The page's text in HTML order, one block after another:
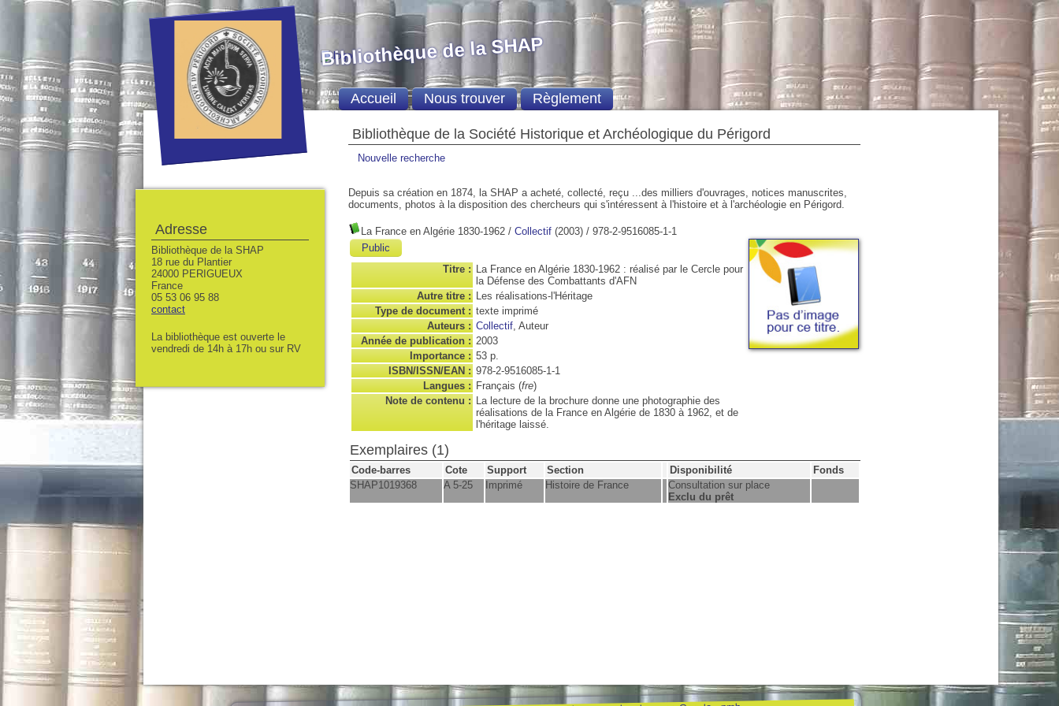
Bibliothèque de la Société Historique et Archéologique du Périgord
Nouvelle recherche
Depuis sa création en 1874, la SHAP a acheté, collecté, reçu ...des milliers d'ouvrages, notices manuscrites,
documents, photos à la disposition des chercheurs qui s'intéressent à l'histoire et à l'archéologie en Périgord.
La France en Algérie 1830-1962 / Collectif (2003) / 978-2-9516085-1-1
Public
Titre : La France en Algérie 1830-1962 : réalisé par le Cercle pour
la Défense des Combattants d'AFN
Autre titre : Les réalisations-l'Héritage
Type de document : texte imprimé
Auteurs : Collectif, Auteur
Année de publication : 2003
Importance : 53 p.
ISBN/ISSN/EAN : 978-2-9516085-1-1
Langues : Français (fre)
Note de contenu : La lecture de la brochure donne une photographie des
réalisations de la France en Algérie de 1830 à 1962, et de
l'héritage laissé.
Exemplaires (1)
Code-barres Cote Support Section Disponibilité
Fonds
SHAP1019368
A 5-25 Imprimé Histoire de France
Consultation sur place
Exclu du prêt
Bibliothèque de la SHAP
Accueil Nous trouver Règlement
Adresse
Bibliothèque de la SHAP
18 rue du Plantier
24000 PERIGUEUX
France
05 53 06 95 88
contact
La bibliothèque est ouverte le
vendredi de 14h à 17h ou sur RV